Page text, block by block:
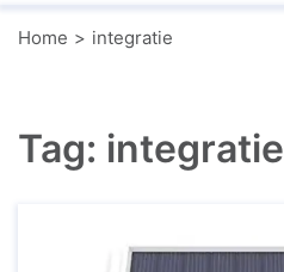
Home integratie
Tag: integratie